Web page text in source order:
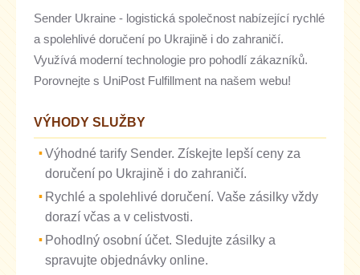
Sender Ukraine - logistická společnost nabízející rychlé
a spolehlivé doručení po Ukrajině i do zahraničí.
Využívá moderní technologie pro pohodlí zákazníků.
Porovnejte s UniPost Fulfillment na našem webu!
VÝHODY SLUŽBY
Výhodné tarify Sender. Získejte lepší ceny za
doručení po Ukrajině i do zahraničí.
Rychlé a spolehlivé doručení. Vaše zásilky vždy
dorazí včas a v celistvosti.
Pohodlný osobní účet. Sledujte zásilky a
spravujte objednávky online.